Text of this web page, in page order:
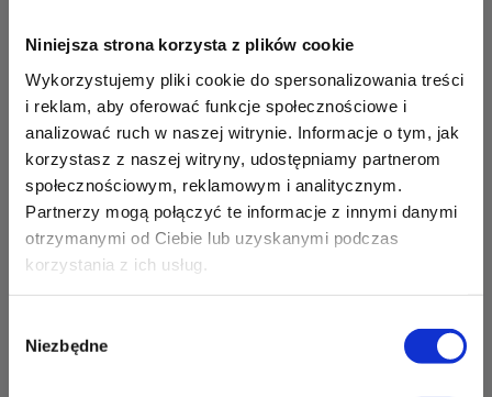
Niniejsza strona korzysta z plików cookie
Wykorzystujemy pliki cookie do spersonalizowania treści
i reklam, aby oferować funkcje społecznościowe i
analizować ruch w naszej witrynie. Informacje o tym, jak
korzystasz z naszej witryny, udostępniamy partnerom
społecznościowym, reklamowym i analitycznym.
Partnerzy mogą połączyć te informacje z innymi danymi
otrzymanymi od Ciebie lub uzyskanymi podczas
korzystania z ich usług.
zgody
Niezbędne
36 MINUT Opole
ul. Grota Roweckiego 2
45-267 Opole
Zapisz mnie
36 MINUT Orunia Górna
ul. Srebrna 2
80-180 Gdańsk
ul. Głogowska 9